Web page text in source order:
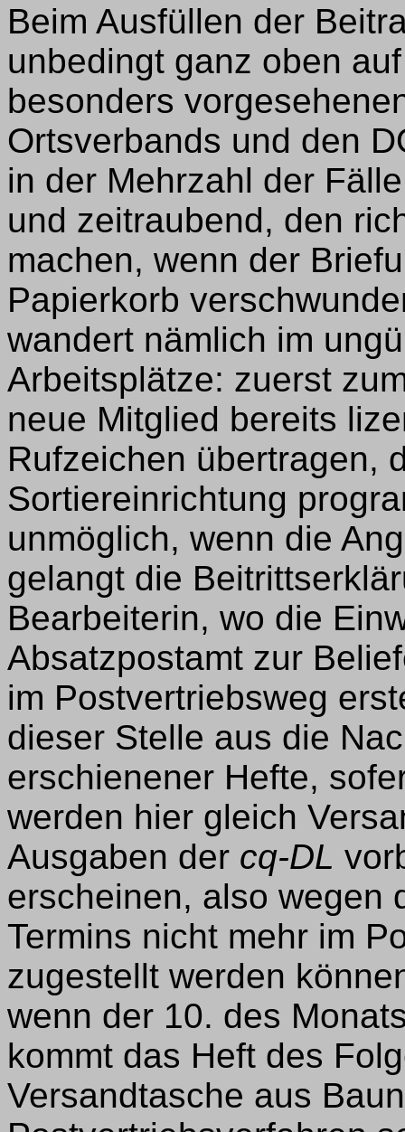
Beim Ausfüllen der
unbedingt ganz oben
besonders
Ortsverbands und den
in der Mehrzahl der
und zeitraubend, den
machen, wenn der
Papierkorb
wandert nämlich im
Arbeitsplätze: zuerst
neue Mitglied bereits
Rufzeichen übertragen,
Sortiereinrichtung
unmöglich, wenn die
gelangt die
Bearbeiterin, wo die
Absatzpostamt zur
im Postvertriebsweg
dieser Stelle aus die
erschienener Hefte,
werden hier gleich
Ausgaben der cq-DL
erscheinen, also wegen
Termins nicht mehr im
zugestellt werden
wenn der 10. des
kommt das Heft des
Versandtasche aus